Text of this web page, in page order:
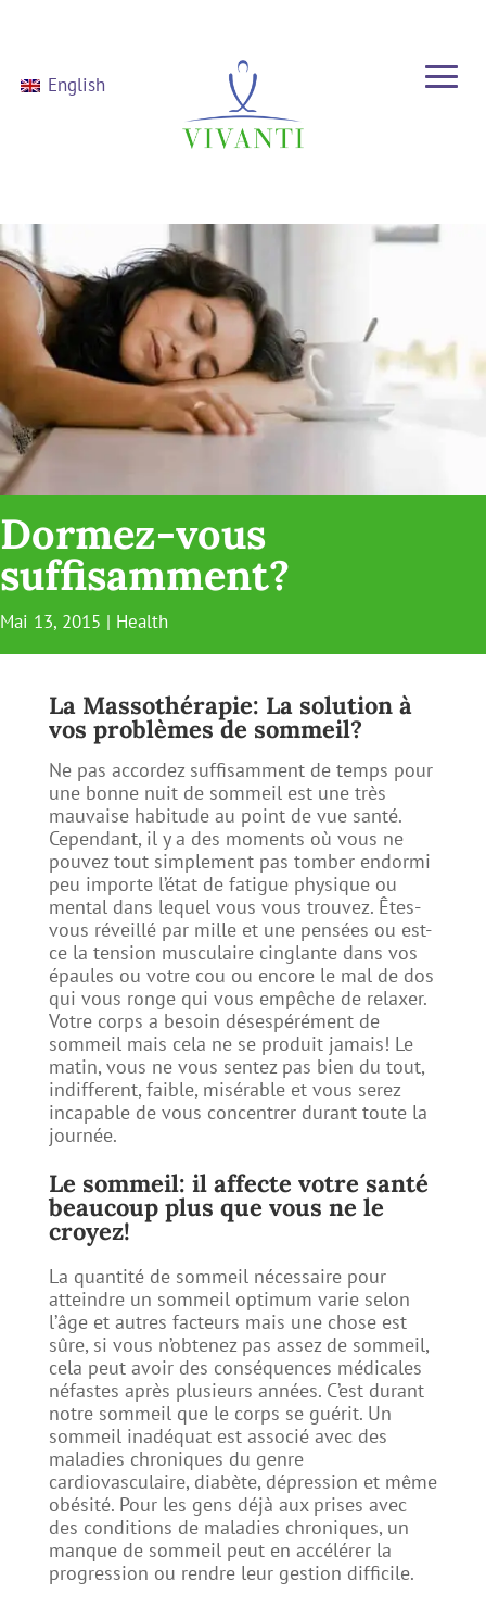
English
Dormez-vous
suffisamment?
Mai 13, 2015 | Health
La Massothérapie: La solution à
vos problèmes de sommeil?
Ne pas accordez suffisamment de temps pour
une bonne nuit de sommeil est une très
mauvaise habitude au point de vue santé.
Cependant, il y a des moments où vous ne
pouvez tout simplement pas tomber endormi
peu importe l’état de fatigue physique ou
mental dans lequel vous vous trouvez. Êtes-
vous réveillé par mille et une pensées ou est-
ce la tension musculaire cinglante dans vos
épaules ou votre cou ou encore le mal de dos
qui vous ronge qui vous empêche de relaxer.
Votre corps a besoin désespérément de
sommeil mais cela ne se produit jamais! Le
matin, vous ne vous sentez pas bien du tout,
indifferent, faible, misérable et vous serez
incapable de vous concentrer durant toute la
journée.
Le sommeil: il affecte votre santé
beaucoup plus que vous ne le
croyez!
La quantité de sommeil nécessaire pour
atteindre un sommeil optimum varie selon
l’âge et autres facteurs mais une chose est
sûre, si vous n’obtenez pas assez de sommeil,
cela peut avoir des conséquences médicales
néfastes après plusieurs années. C’est durant
notre sommeil que le corps se guérit. Un
sommeil inadéquat est associé avec des
maladies chroniques du genre
cardiovasculaire, diabète, dépression et même
obésité. Pour les gens déjà aux prises avec
des conditions de maladies chroniques, un
manque de sommeil peut en accélérer la
progression ou rendre leur gestion difficile.